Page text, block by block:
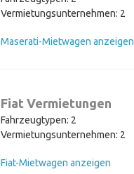
Vermietungsunternehmen: 2
Maserati-Mietwagen anzeigen
Fiat Vermietungen
Fahrzeugtypen: 2
Vermietungsunternehmen: 2
Fiat-Mietwagen anzeigen